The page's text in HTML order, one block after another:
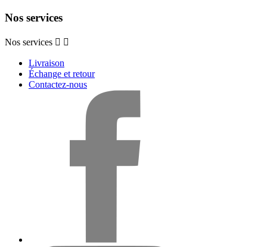
Nos services
Nos services  
Livraison
Échange et retour
Contactez-nous